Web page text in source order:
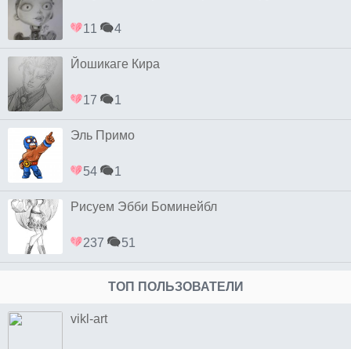
11 4
Йошикаге Кира
17 1
Эль Примо
54 1
Рисуем Эбби Боминейбл
237 51
ТОП ПОЛЬЗОВАТЕЛИ
vikl-art